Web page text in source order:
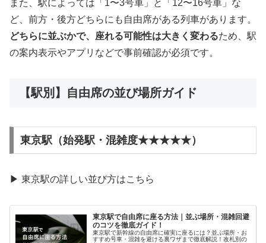
また、駅によっては「1〜3号車」と「12〜16号車」な
ど、前方・後方どちらにも自由席がある列車があります。
どちらに並ぶかで、座れる可能性は大きく変わるため、駅
の案内表示やアプリなどで事前確認が必須です。
【駅別】自由席の並び場所ガイド
東京駅（始発駅・混雑度★★★★★）
▶ 東京駅の詳しい並び方はこちら
東京駅で自由席に座る方法｜並ぶ場所・混雑回避
のコツを徹底ガイド！
東京駅で新幹線の自由席に確実に座るには？並ぶ場所・お
すすめ号車・混雑を避ける裏ワザまで徹底解説！改札別の